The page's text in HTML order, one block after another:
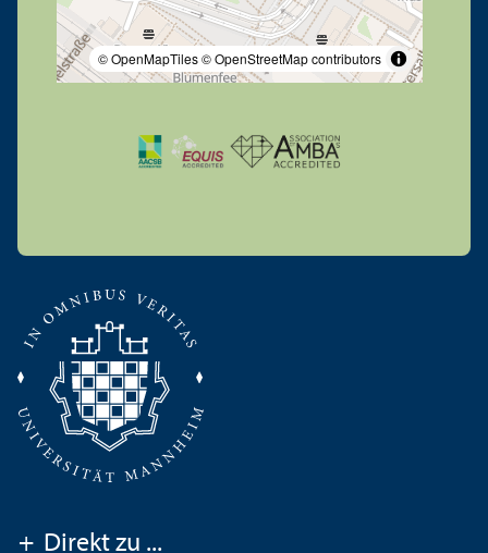
© OpenMapTiles© OpenStreetMap contributors
+ Direkt zu ...